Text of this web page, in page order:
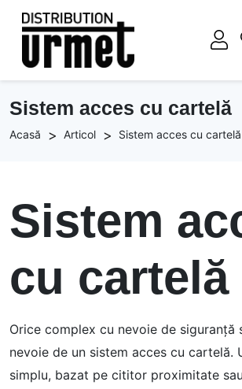
Sistem acces cu cartelă
Acasă Articol Sistem acces cu cartelă
Sistem
cu cartelă
Orice complex cu nevoie de siguranță
nevoie de un sistem acces cu cartelă.
simplu, bazat pe cititor proximitate